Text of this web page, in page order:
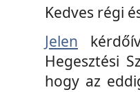
Kedves régi
Jelen
Hegesztési
hogy az